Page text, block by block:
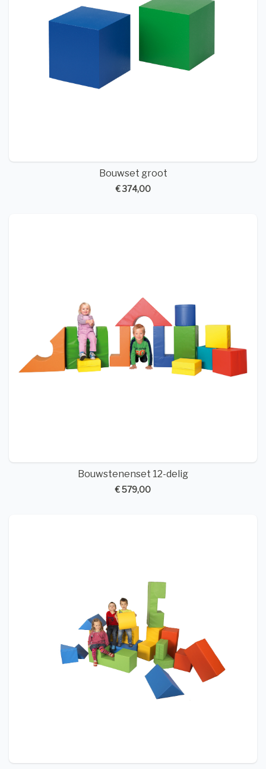
Bouwset groot
€ 374,00
Bouwstenenset 12-delig
€ 579,00